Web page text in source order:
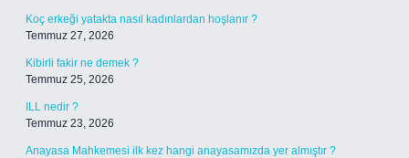
Koç erkeği yatakta nasıl kadınlardan hoşlanır ?
Temmuz 27, 2026
Kibirli fakir ne demek ?
Temmuz 25, 2026
ILL nedir ?
Temmuz 23, 2026
Anayasa Mahkemesi ilk kez hangi anayasamızda yer almıştır ?